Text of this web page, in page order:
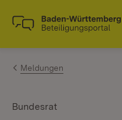
Zum Inhalt springen
Link zur Startseite
Meldungen
Bundesrat